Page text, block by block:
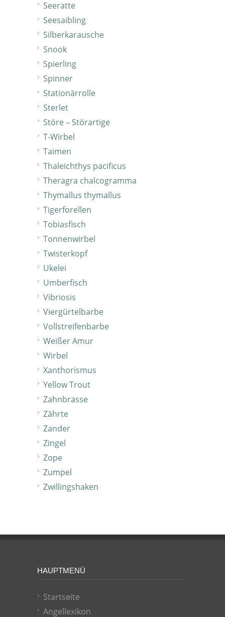
Seeratte
Seesaibling
Silberkarausche
Snook
Spierling
Spinner
Stationärrolle
Sterlet
Störe – Störartige
T-Wirbel
Taimen
Thaleichthys pacificus
Theragra chalcogramma
Thymallus thymallus
Tigerforellen
Tobiasfisch
Tonnenwirbel
Twisterkopf
Ukelei
Umberfisch
Vibriosis
Viergürtelbarbe
Vollstreifenbarbe
Weißer Amur
Wirbel
Xanthorismus
Yellow Trout
Zahnbrasse
Zährte
Zander
Zingel
Zope
Zumpel
Zwillingshaken
HAUPTMENÜ
Startseite
Angellexikon